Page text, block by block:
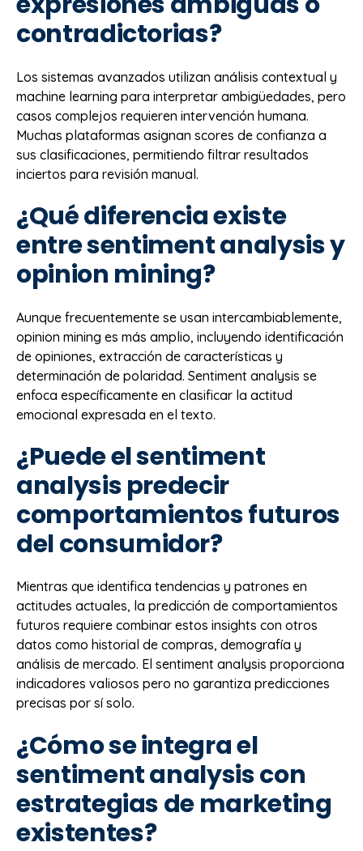
contradictorias?
Los sistemas avanzados utilizan análisis contextual y
machine learning para interpretar ambigüedades, pero
casos complejos requieren intervención humana.
Muchas plataformas asignan scores de confianza a
sus clasificaciones, permitiendo filtrar resultados
inciertos para revisión manual.
¿Qué diferencia existe
entre sentiment analysis y
opinion mining?
Aunque frecuentemente se usan intercambiablemente,
opinion mining es más amplio, incluyendo identificación
de opiniones, extracción de características y
determinación de polaridad. Sentiment analysis se
enfoca específicamente en clasificar la actitud
emocional expresada en el texto.
¿Puede el sentiment
analysis predecir
comportamientos futuros
del consumidor?
Mientras que identifica tendencias y patrones en
actitudes actuales, la predicción de comportamientos
futuros requiere combinar estos insights con otros
datos como historial de compras, demografía y
análisis de mercado. El sentiment analysis proporciona
indicadores valiosos pero no garantiza predicciones
precisas por sí solo.
¿Cómo se integra el
sentiment analysis con
estrategias de marketing
existentes?